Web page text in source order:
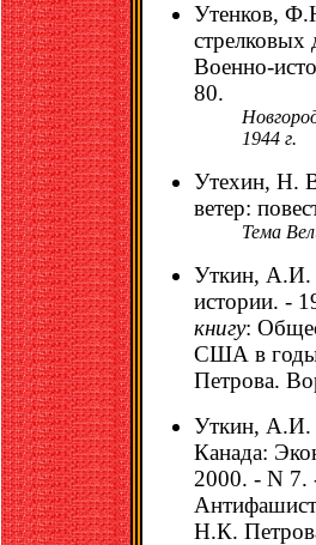
Утенков,
Военно-
80.
1944 г.
Утехин, Н.
ветер:
Тема
Уткин, А.И.
истории. -
книгу:
США в
Петрова.
Уткин,
Канада:
2000. - N
Н.К.